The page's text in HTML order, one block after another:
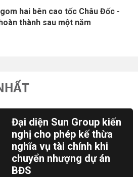
hai bên cao tốc Châu Đốc -
thành sau một năm
Đại diện Sun Group kiến
nghị cho phép kế thừa
nghĩa vụ tài chính khi
chuyển nhượng dự án
BĐS